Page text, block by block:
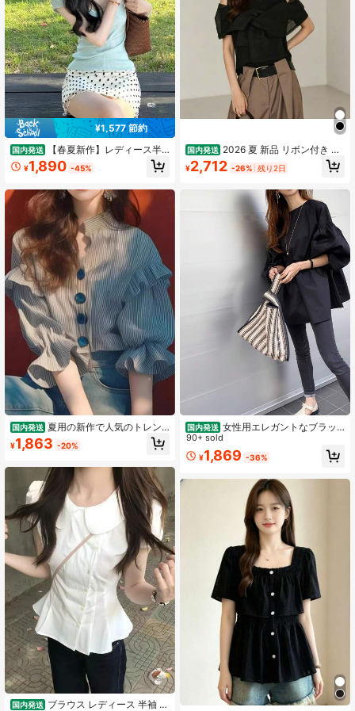
¥1,577 節約
国内発送
【春夏新作】レディース半
袖ニットTシャツ（水玉柄） おしゃ
れ 上品 感 何にでも合う フレンチ カ
ット感
¥1,890 -45%
国内発送 夏用の新作で人気のトレン
ドアイテム、こだわりのある個性的
なトップス。 とても見栄えの良いス
¥1,863 -20%
国内発送 ブラウス レディース 半袖 丸
国内発送 2026 夏 新品 リボン付き オ
フショルダー カットソー レディース
半袖 ブラウス トップス 軽量 ファッ
¥2,712 -26% 残り2日
国内発送 女性用エレガントなブラッ
クランタンスリーブシャツ - 軽量で
洗濯機可、ラウンドネックの仕事・
通勤＆デート用カジュアルトップス |
ファブリックブラウス
90+ sold
¥1,869 -36%